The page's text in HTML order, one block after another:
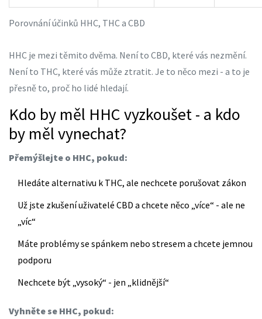
Porovnání účinků HHC, THC a CBD
HHC je mezi těmito dvěma. Není to CBD, které vás nezmění.
Není to THC, které vás může ztratit. Je to něco mezi - a to je
přesně to, proč ho lidé hledají.
Kdo by měl HHC vyzkoušet - a kdo
by měl vynechat?
Přemýšlejte o HHC, pokud:
Hledáte alternativu k THC, ale nechcete porušovat zákon
Už jste zkušení uživatelé CBD a chcete něco „více“ - ale ne
„víc“
Máte problémy se spánkem nebo stresem a chcete jemnou
podporu
Nechcete být „vysoký“ - jen „klidnější“
Vyhněte se HHC, pokud: